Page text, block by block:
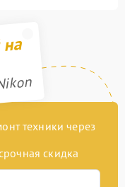
техники через
скидка